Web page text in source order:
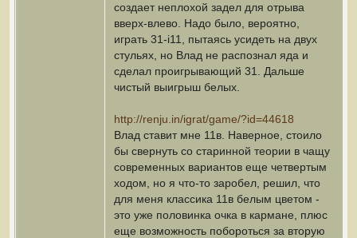
создает неплохой задел для отрыва
вверх-влево. Надо было, вероятно,
играть 31-i11, пытаясь усидеть на двух
стульях, но Влад не распознал яда и
сделал проигрывающий 31. Дальше
чистый выигрыш белых.
http://renju.in/igrat/game/?id=44618
Влад ставит мне 11в. Наверное, стоило
бы свернуть со старинной теории в чащу
современных вариантов еще четвертым
ходом, но я что-то заробел, решил, что
для меня классика 11в белым цветом -
это уже половинка очка в кармане, плюс
еще возможность побороться за вторую